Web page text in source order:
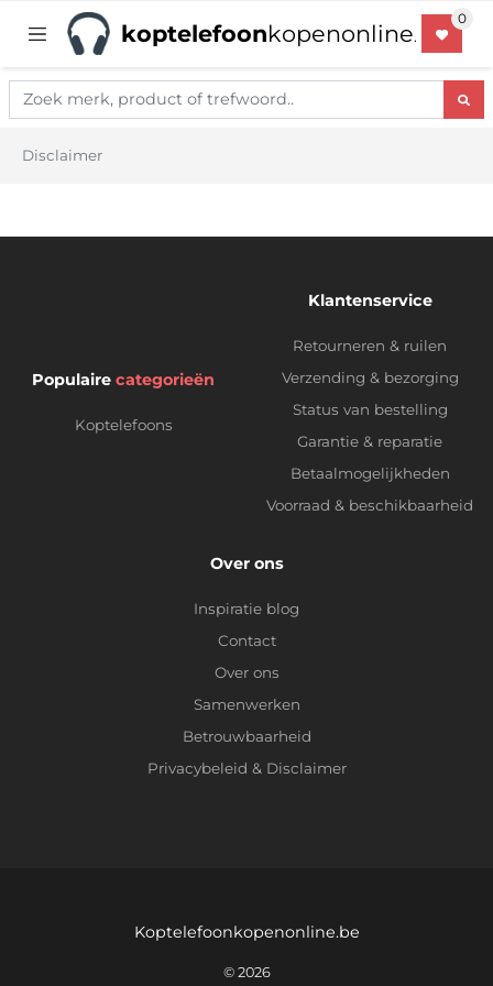
koptelefoonkopenonline.
Disclaimer
Populaire categorieën
Koptelefoons
Klantenservice
Retourneren & ruilen
Verzending & bezorging
Status van bestelling
Garantie & reparatie
Betaalmogelijkheden
Voorraad & beschikbaarheid
Over ons
Inspiratie blog
Contact
Over ons
Samenwerken
Betrouwbaarheid
Privacybeleid & Disclaimer
Koptelefoonkopenonline.be
© 2026